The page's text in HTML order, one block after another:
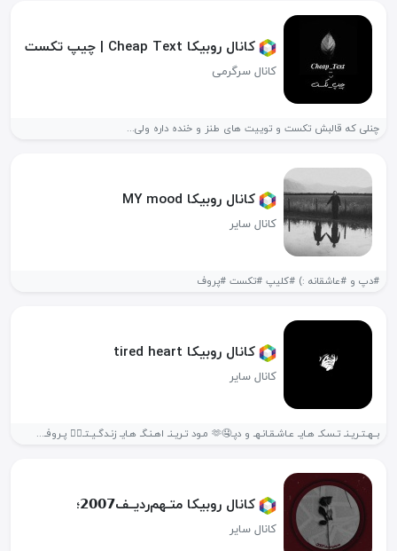
کانال روبیکا Cheap Text | چیپ تکست
کانال سرگرمی
چنلی که قالبش تکست و توییت های طنز و خنده داره ولی...
کانال روبیکا MY mood
کانال سایر
#دپ و #عاشقانه :) #کلیپ #تکست #پروف
کانال روبیکا tired heart
کانال سایر
بــهـتـریـنـ تـسـکـ هـایـ عـاشـقـانـهـ و دپـ🤤🫶 مـود تـریـنـ اهـنـگـ هـایـ زنـدگـیـتـ❤️‍🔥 پـروفـ...
کانال روبیکا متـهم‌ردیــف‌𝟮𝟬𝟬𝟳؛
کانال سایر